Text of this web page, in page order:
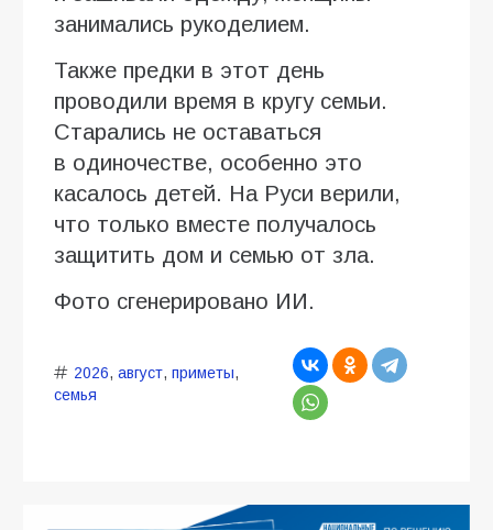
занимались рукоделием.
Также предки в этот день
проводили время в кругу семьи.
Старались не оставаться
в одиночестве, особенно это
касалось детей. На Руси верили,
что только вместе получалось
защитить дом и семью от зла.
Фото сгенерировано ИИ.
2026, август, приметы,
семья